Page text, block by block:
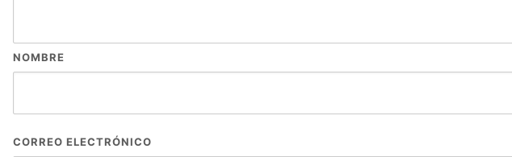
NOMBRE
CORREO ELECTRÓNICO